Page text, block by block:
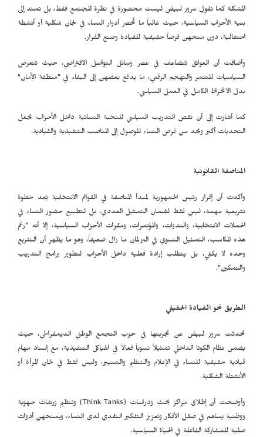
المشكلة كما تقول سرور لبيض ليست محصورة في نظرة المجتمع فقط، بل تمتد إلى
بنية الأحزاب السياسية، حيث غالباً ما تُحصر أدوار النساء في لجان شكلية أو أنشطة
احتفالية، دون منحهن فرصاً حقيقية للقيادة وصنع القرار.
وأضافت أن العوائق تتضاعف في عصر وسائل التواصل الافتراضي، حيث تتعرض
السياسيات للتنمر والتهجم الرقمي، ما يدفع بعضهن إلى البقاء في "منطقة الأمان"
بدل الانخراط الكامل في العمل السياسي.
كما أشارت إلى أن نقص التدريب السياسي للنخبة النسائية داخل الأحزاب يجعل
التحديات أكبر ويحد من فرص النساء للوصول إلى المناصب التنفيذية والقيادية.
المناصفة القانونية
وأكدت أن إقرار رئيس الجمهورية لمبدأ المناصفة في القوائم الانتخابية يُعد خطوة
تشريعية مهمة، ليس فقط لضمان التمثيل العددي، بل لتطبيع حضور النساء في
الحملات الانتخابية، والندوات، والمؤتمرات، ومقرات الأحزاب السياسية، إلا أنه "رغم
هذه المكاسب، التمثيل النسوي في البرلمان ما زال ضعيفاً، وهو ما يظهر أن التشريع
وحده لا يكفي، بل يتطلب إرادة فعلية داخل الأحزاب لتطوير برامج التدريب
والتمكين".
الطريق نحو القيادة الحقيقي
تحدثت سرور لبيض عن تجربتها في حزب التجمع الوطني الديمقراطي، حيث
يضمن نظام الكوتا الداخلي تمثيلاً نسوياً فعالاً في الهياكل التنفيذية، مع إسناد مهام
قيادية حقيقية للنساء في الإعلام والتنظيم والتسيير، وليس فقط في لجان المرأة أو
الأنشطة الشكلية.
وأوضحت أن إطلاق مراكز بحث ودراسات (Think Tanks) وتنظيم ورشات جهوية
ووطنية يساهم في صقل الأفكار وتعزيز التفكير النقدي لدى النساء، ويمنحهن أدوات
صلبة للمشاركة الفاعلة في الحياة السياسية.